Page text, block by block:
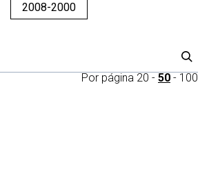
2008-2000
Por página 20 - 50 - 100